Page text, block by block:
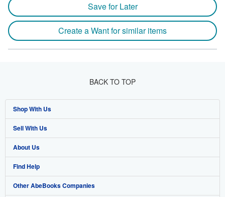
Save for Later
Create a Want for similar items
BACK TO TOP
Shop With Us
Advanced Search
Browse Collections
My Account
My Orders
Sell With Us
Start Selling
Join Our Affiliate Program
Book Buyback
About Us
About AbeBooks
Media
Find Help
Help
Other AbeBooks Companies